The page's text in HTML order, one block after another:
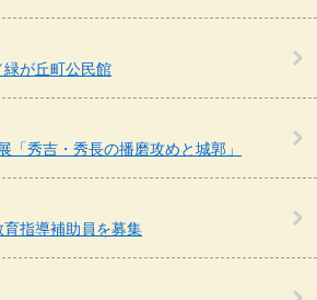
が丘町公民館
秀吉・秀長の播磨攻めと城郭」
指導補助員を募集